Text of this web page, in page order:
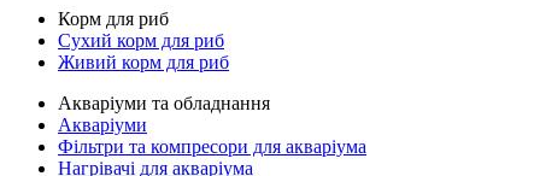
Корм для риб
Сухий корм для риб
Живий корм для риб
Акваріуми та обладнання
Акваріуми
Фільтри та компресори для акваріума
Нагрівачі для акваріума